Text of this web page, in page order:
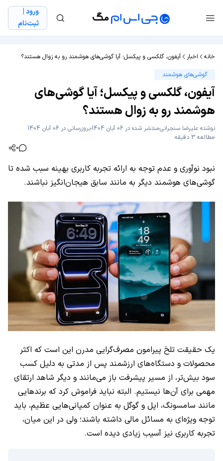
ورود |
ثبت‌نام
خانه اخبار
آیفون، گلکسی و پیکسل؛ آیا گوشی‌های هوشمند رو به زوال هستند؟
گوشی‌های هوشمند
آیفون، گلکسی و پیکسل؛ آیا گوشی‌های
هوشمند رو به زوال هستند؟
نوشته علیرضا سنجرانیمنتشر شده در 06 آبان 1404
بروزرسانی در 06 آبان 1404
مطالعه 3 دقیقه
0
نبود نوآوری و عدم توجه به ارائه تجربه کاربری بهینه سبب شده تا
گوشی‌های هوشمند دیگر به مانند سابق هیجان‌انگیز نباشند.
یک حقیقت تلخ پیرامون مصرف‌گرایی مدرن این است که اکثر
محصولات و دستگاه‌های ارزشمند پس از مدتی به دلیل کسب
سود بیش‌تر، از مسیر پیشرفت باز می‌مانند و دیگر شاهد ارتقای
مهمی برای آن‌ها نیستیم. البته نباید فراموش کرد که برندهایی
مانند سامسونگ، اپل و گوگل به عنوان کمپانی‌هایی عظیم، باید
توجه ویژه‌ای به مسائل مالی داشته باشند؛ ولی در این میان،
تجربه کاربری نیز آسیب زیادی دیده است.